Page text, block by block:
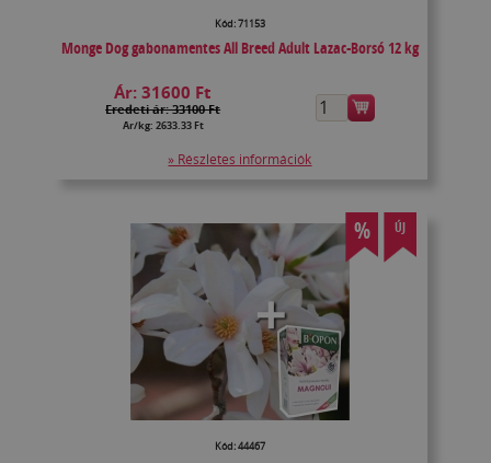
Kód: 71153
Monge Dog gabonamentes All Breed Adult Lazac-Borsó 12 kg
Ár:31600 Ft
Eredeti ár: 33100 Ft
Ár/kg: 2633.33 Ft
» Részletes információk
% ÚJ
Kód: 44467